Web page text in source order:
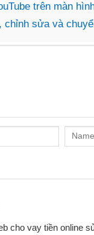
trên màn
sửa và
Hữu Cảnh
cần tiền gấp nên